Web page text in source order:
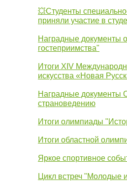
💥Студенты
приняли участие в
Наградные документы
гостеприимства"
Итоги XIV
искусства «Новая
Наградные документы
страноведению
Итоги олимпиады
Итоги областной
Яркое спортивное
Цикл встреч "Молодые